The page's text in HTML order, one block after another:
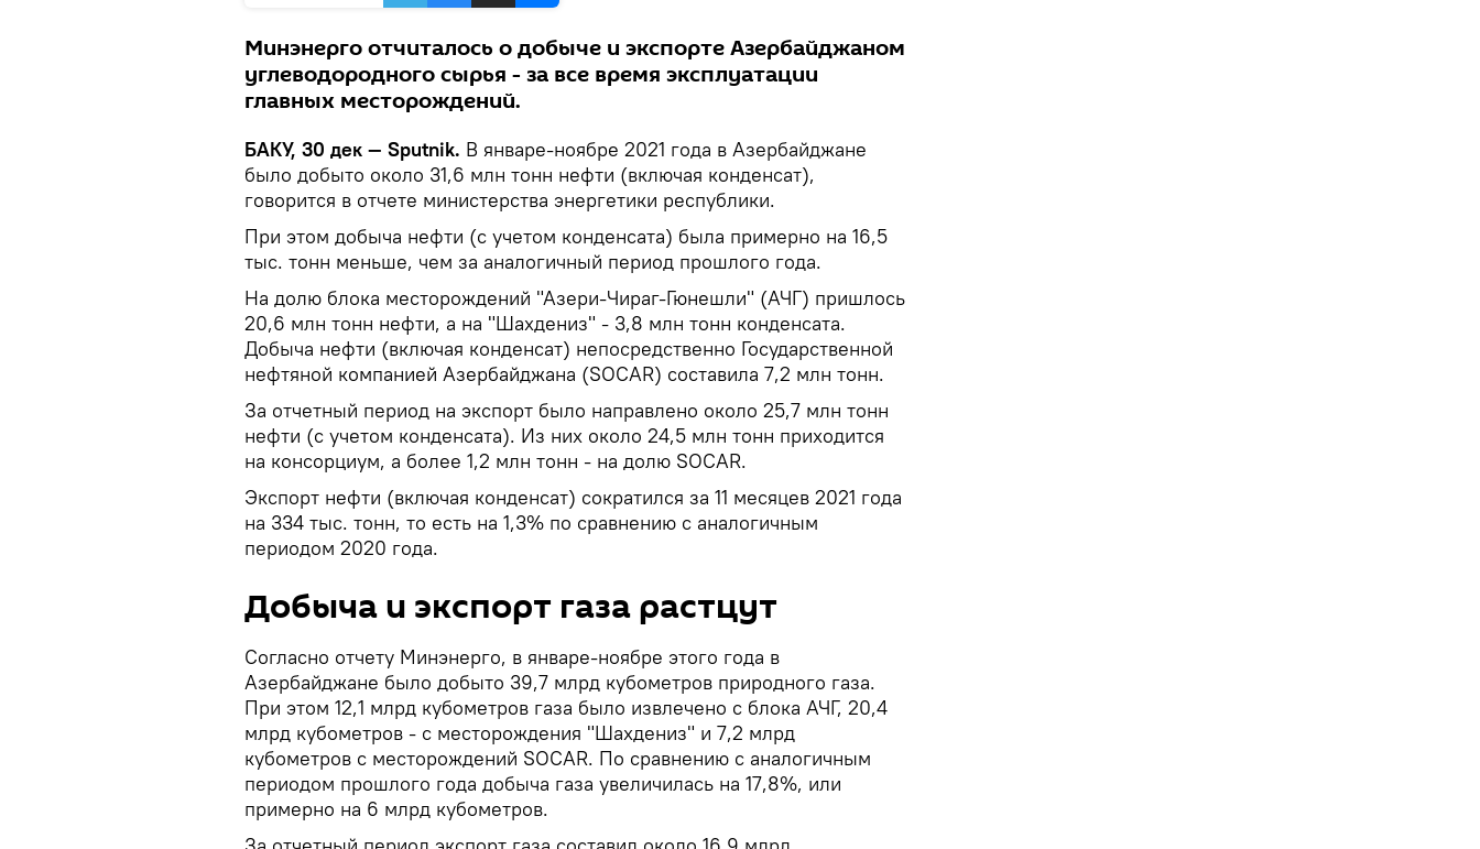
Минэнерго отчиталось о добыче и экспорте Азербайджаном
углеводородного сырья - за все время эксплуатации
главных месторождений.
БАКУ, 30 дек — Sputnik. В январе-ноябре 2021 года в Азербайджане
было добыто около 31,6 млн тонн нефти (включая конденсат),
говорится в отчете министерства энергетики республики.
При этом добыча нефти (с учетом конденсата) была примерно на 16,5
тыс. тонн меньше, чем за аналогичный период прошлого года.
На долю блока месторождений "Азери-Чираг-Гюнешли" (АЧГ) пришлось
20,6 млн тонн нефти, а на "Шахдениз" - 3,8 млн тонн конденсата.
Добыча нефти (включая конденсат) непосредственно Государственной
нефтяной компанией Азербайджана (SOCAR) составила 7,2 млн тонн.
За отчетный период на экспорт было направлено около 25,7 млн тонн
нефти (с учетом конденсата). Из них около 24,5 млн тонн приходится
на консорциум, а более 1,2 млн тонн - на долю SOCAR.
Экспорт нефти (включая конденсат) сократился за 11 месяцев 2021 года
на 334 тыс. тонн, то есть на 1,3% по сравнению с аналогичным
периодом 2020 года.
Добыча и экспорт газа растцут
Согласно отчету Минэнерго, в январе-ноябре этого года в
Азербайджане было добыто 39,7 млрд кубометров природного газа.
При этом 12,1 млрд кубометров газа было извлечено с блока АЧГ, 20,4
млрд кубометров - с месторождения "Шахдениз" и 7,2 млрд
кубометров с месторождений SOCAR. По сравнению с аналогичным
периодом прошлого года добыча газа увеличилась на 17,8%, или
примерно на 6 млрд кубометров.